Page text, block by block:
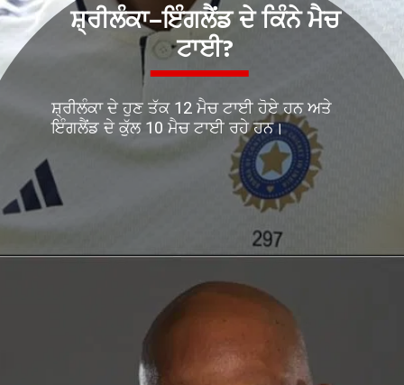
ਸ਼੍ਰੀਲੰਕਾ–ਇੰਗਲੈਂਡ ਦੇ ਕਿੰਨੇ ਮੈਚ
ਟਾਈ?
ਸ਼੍ਰੀਲੰਕਾ ਦੇ ਹੁਣ ਤੱਕ 12 ਮੈਚ ਟਾਈ ਹੋਏ ਹਨ ਅਤੇ
ਇੰਗਲੈਂਡ ਦੇ ਕੁੱਲ 10 ਮੈਚ ਟਾਈ ਰਹੇ ਹਨ।